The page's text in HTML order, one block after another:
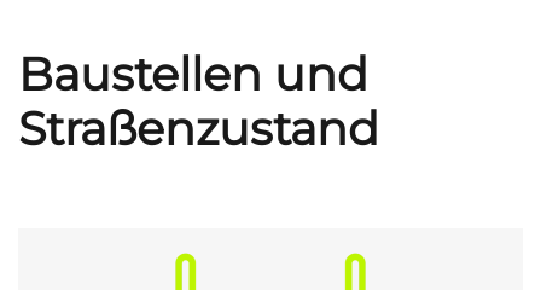
Baustellen und
Straßenzustand